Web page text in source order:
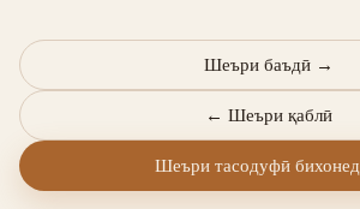
← Шеъри қаблӣ
Шеъри баъдӣ →
Шеъри тасодуфӣ бихонед